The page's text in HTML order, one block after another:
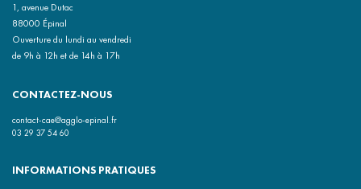
1, avenue Dutac
88000 Épinal
Ouverture du lundi au vendredi
de 9h à 12h et de 14h à 17h
CONTACTEZ-NOUS
contact-cae@agglo-epinal.fr
03 29 37 54 60
INFORMATIONS PRATIQUES